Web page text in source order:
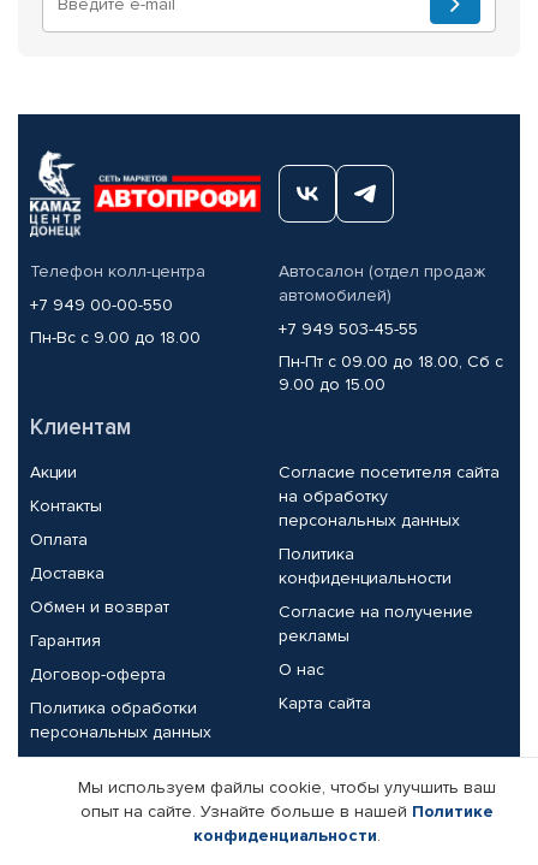
Телефон колл-центра
+7 949 00-00-550
Пн-Вс с 9.00 до 18.00
Автосалон (отдел продаж
автомобилей)
+7 949 503-45-55
Пн-Пт с 09.00 до 18.00, Сб с
9.00 до 15.00
Клиентам
Акции
Контакты
Оплата
Доставка
Обмен и возврат
Гарантия
Договор-оферта
Политика обработки
персональных данных
Согласие посетителя сайта
на обработку
персональных данных
Политика
конфиденциальности
Согласие на получение
рекламы
О нас
Карта сайта
Партнерам
Корпоративным клиентам
Реквизиты компании
Мы используем файлы cookie, чтобы улучшить ваш
опыт на сайте. Узнайте больше в нашей Политике
конфиденциальности.